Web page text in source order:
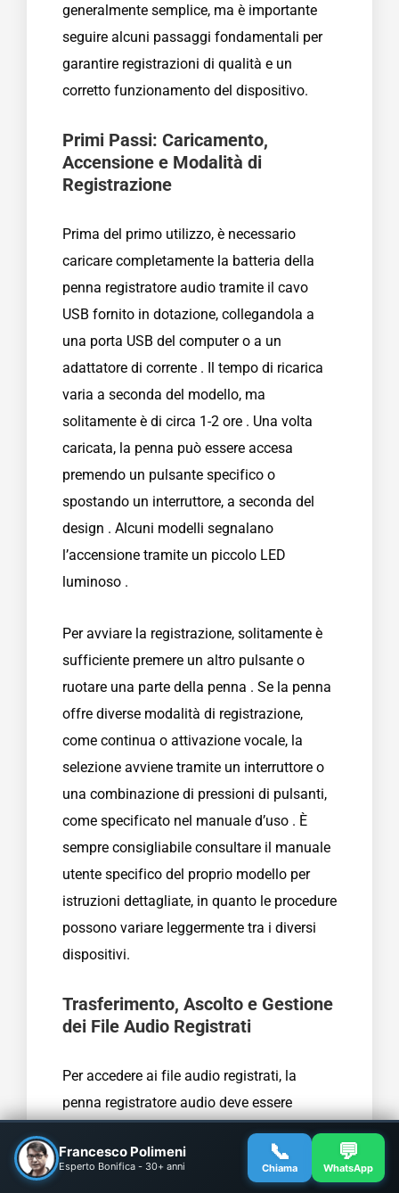
Francesco Polimeni
Esperto Bonifica - 30+ anni
📞
Chiama
💬
WhatsApp
generalmente semplice, ma è importante
seguire alcuni passaggi fondamentali per
garantire registrazioni di qualità e un
corretto funzionamento del dispositivo.
Primi Passi: Caricamento,
Accensione e Modalità di
Registrazione
Prima del primo utilizzo, è necessario
caricare completamente la batteria della
penna registratore audio tramite il cavo
USB fornito in dotazione, collegandola a
una porta USB del computer o a un
adattatore di corrente . Il tempo di ricarica
varia a seconda del modello, ma
solitamente è di circa 1-2 ore . Una volta
caricata, la penna può essere accesa
premendo un pulsante specifico o
spostando un interruttore, a seconda del
design . Alcuni modelli segnalano
l’accensione tramite un piccolo LED
luminoso .
Per avviare la registrazione, solitamente è
sufficiente premere un altro pulsante o
ruotare una parte della penna . Se la penna
offre diverse modalità di registrazione,
come continua o attivazione vocale, la
selezione avviene tramite un interruttore o
una combinazione di pressioni di pulsanti,
come specificato nel manuale d’uso . È
sempre consigliabile consultare il manuale
utente specifico del proprio modello per
istruzioni dettagliate, in quanto le procedure
possono variare leggermente tra i diversi
dispositivi.
Trasferimento, Ascolto e Gestione
dei File Audio Registrati
Per accedere ai file audio registrati, la
penna registratore audio deve essere
USB . Il computer riconoscerà la penna
come un dispositivo di archiviazione